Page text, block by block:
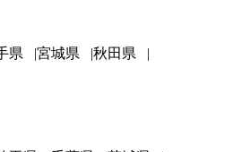
県 宮城県
秋田県